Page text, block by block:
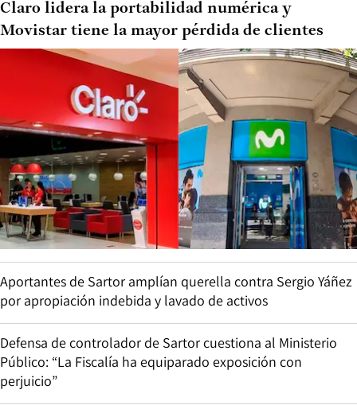
Claro lidera la portabilidad numérica y
Movistar tiene la mayor pérdida de clientes
Aportantes de Sartor amplían querella contra Sergio Yáñez
por apropiación indebida y lavado de activos
Defensa de controlador de Sartor cuestiona al Ministerio
Público: “La Fiscalía ha equiparado exposición con
perjuicio”